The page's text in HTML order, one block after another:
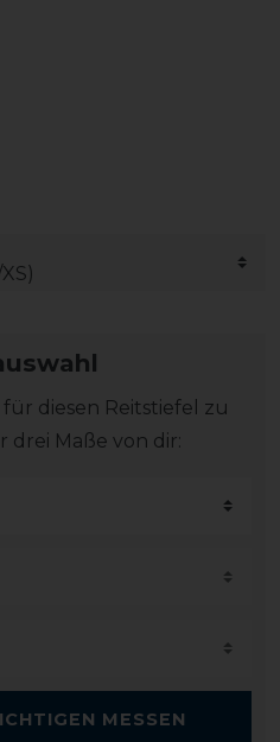
diesen Reitstiefel zu
Maße von dir:
MESSEN